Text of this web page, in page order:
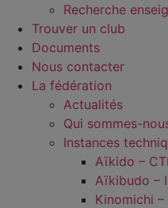
Recherche
Trouver un club
Documents
Nous contacter
La fédération
Actualités
Qui sommes-
Instances
Aïkido –
Aïkibudo –
Kinomichi